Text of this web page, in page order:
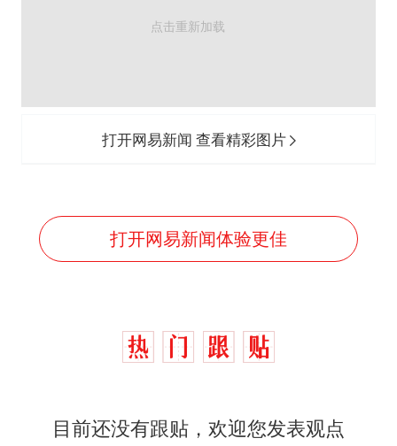
打开网易新闻 查看精彩图片
打开网易新闻体验更佳
目前还没有跟贴，欢迎您发表观点